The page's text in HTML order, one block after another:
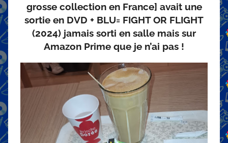
grosse collection en France] avait une
sortie en DVD + BLU= FIGHT OR FLIGHT
(2024) jamais sorti en salle mais sur
Amazon Prime que je n’ai pas !